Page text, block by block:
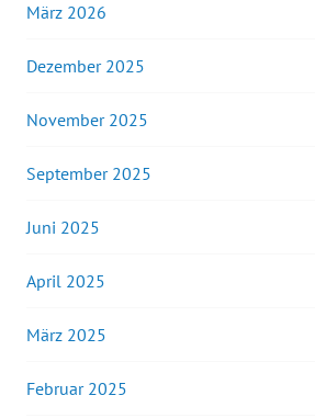
März 2026
Dezember 2025
November 2025
September 2025
Juni 2025
April 2025
März 2025
Februar 2025